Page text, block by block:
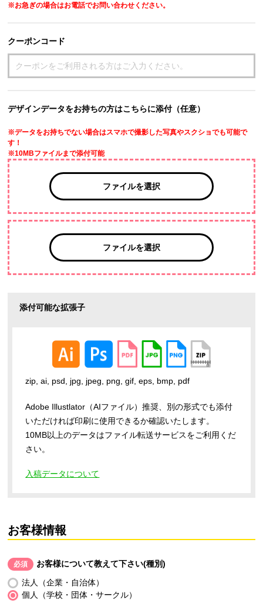
※お急ぎの場合はお電話でお問い合わせください。
クーポンコード
デザインデータをお持ちの方はこちらに添付（任意）
※データをお持ちでない場合はスマホで撮影した写真やスクショでも可能で
す！
※10MBファイルまで添付可能
ファイルを選択
ファイルを選択
添付可能な拡張子
zip, ai, psd, jpg, jpeg, png, gif, eps, bmp, pdf
Adobe Illustlator（AIファイル）推奨、別の形式でも添付
いただければ印刷に使用できるか確認いたします。
10MB以上のデータはファイル転送サービスをご利用くだ
さい。
入稿データについて
お客様情報
必須 お客様について教えて下さい(種別)
法人（企業・自治体）
個人（学校・団体・サークル）